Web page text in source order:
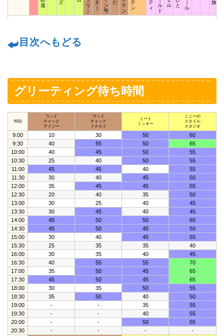
道
ズ
リ
｜
タ
｜
ン
号
だ
テ
ン
テ
ン
テ
ィ
ル
ド
ル
と
｜
ル
旅
目次へもどる
グリーティング待ち時間
時刻
ウッド
チャック
デイジー
ウッド
チャック
ドナルド
ミート
ミッキー
ミニーの
スタイル
スタジオ
9:00 10 30 50
60
9:30
40 55 50
65
10:00
40 45 50
55
10:30
25 40 50
55
11:00
45 45 40
55
11:30
30 40 45
50
12:00
35 45 45
55
12:30
20 40 35
50
13:00
30 25 40
45
13:30
30 45 40
45
14:00
45 50 50
60
14:30
45 50 45
50
15:00
30 40 45
55
15:30
25 35 35
40
16:00
30 35 40
45
16:30
40 55 55
70
17:00
35 50 45
65
17:30
45 50 45
65
18:00
30 35 50
55
18:30
35 50 40
50
19:00
- - 35
55
19:30
- - 40
55
20:00
- - 50
55
20:30
- - - -